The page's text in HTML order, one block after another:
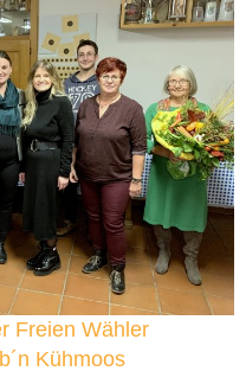
Freien Wähler
Kühmoos